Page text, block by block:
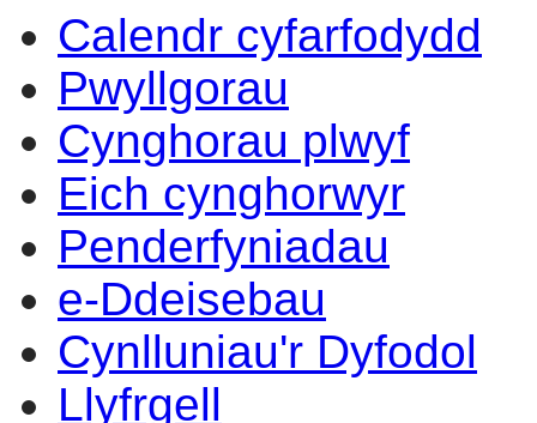
Calendr cyfarfodydd
Pwyllgorau
Cynghorau plwyf
Eich cynghorwyr
Penderfyniadau
e-Ddeisebau
Cynlluniau'r Dyfodol
Llyfrgell
14:00
14:00
14:00
14:00
14:00
14:00
14:00
14:00
14:00
10:00
10:00
17:30
12:00
10:00
17:00
15:30
13:30
14:00
14:00